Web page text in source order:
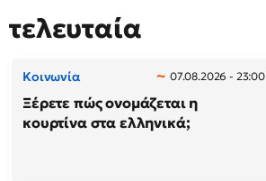
τελευταία
Κοινωνία 07.08.2026 - 23:00
Ξέρετε πώς ονομάζεται η
κουρτίνα στα ελληνικά;